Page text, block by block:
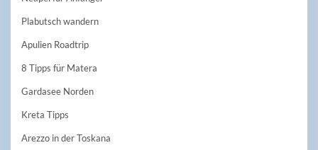
Plabutsch wandern
Apulien Roadtrip
8 Tipps für Matera
Gardasee Norden
Kreta Tipps
Arezzo in der Toskana